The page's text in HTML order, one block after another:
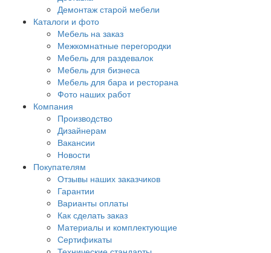
Демонтаж старой мебели
Каталоги и фото
Мебель на заказ
Межкомнатные перегородки
Мебель для раздевалок
Мебель для бизнеса
Мебель для бара и ресторана
Фото наших работ
Компания
Производство
Дизайнерам
Вакансии
Новости
Покупателям
Отзывы наших заказчиков
Гарантии
Варианты оплаты
Как сделать заказ
Материалы и комплектующие
Сертификаты